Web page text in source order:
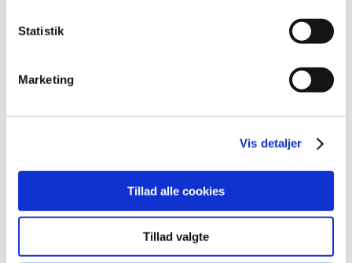
Statistik
Marketing
Vis detaljer
Tillad alle cookies
Tillad valgte
november (1)
maj (1)
marts (2)